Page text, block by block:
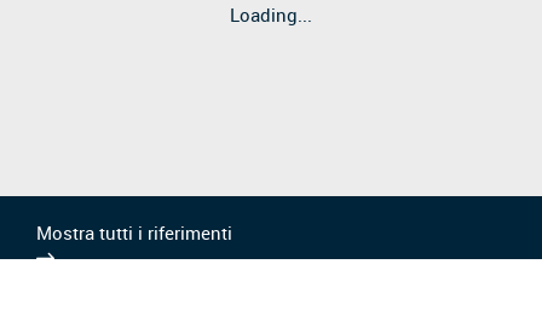
Loading...
Mostra tutti i riferimenti